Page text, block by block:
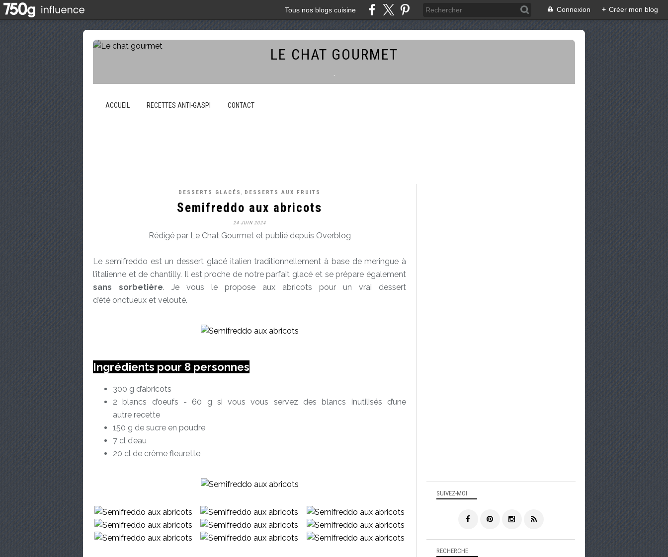
Tous nos blogs cuisine Connexion + Créer mon blog
LE CHAT GOURMET
.
ACCUEIL RECETTES ANTI-GASPI CONTACT
DESSERTS GLACÉS , DESSERTS AUX FRUITS
Semifreddo aux abricots
24 JUIN 2024
Rédigé par Le Chat Gourmet et publié depuis Overblog
Le semifreddo est un dessert glacé italien traditionnellement à base de meringue à
l’italienne et de chantilly. Il est proche de notre parfait glacé et se prépare également
sans sorbetière. Je vous le propose aux abricots pour un vrai dessert
d’été onctueux et velouté.
Ingrédients pour 8 personnes
300 g d’abricots
2 blancs d’oeufs - 60 g si vous vous servez des blancs inutilisés d’une
autre recette
150 g de sucre en poudre
7 cl d’eau
20 cl de crème fleurette
SUIVEZ-MOI
RECHERCHE